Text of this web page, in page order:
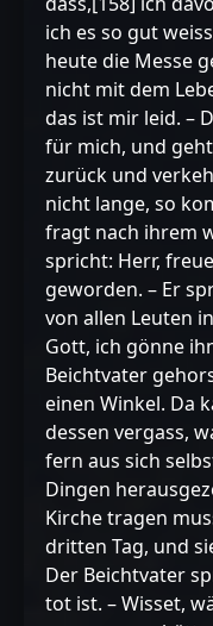
ich es so gut
heute die Messe
nicht mit dem
das ist mir leid. –
für mich, und
zurück und
nicht lange, so
fragt nach ihrem
spricht: Herr,
geworden. – Er
von allen Leuten
Gott, ich gönne
Beichtvater
einen Winkel. Da
dessen vergass,
fern aus sich
Dingen
Kirche tragen
dritten Tag, und
Der Beichtvater
tot ist. – Wisset,